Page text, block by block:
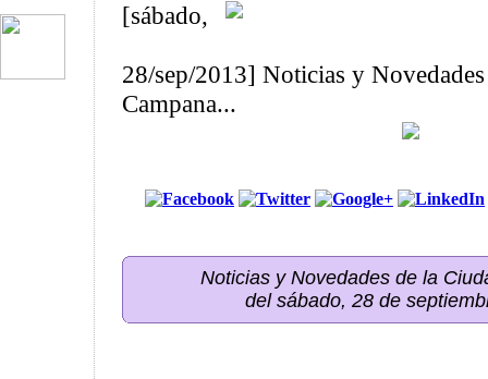
[sábado,
28/sep/2013] Noticias y
Campana...
Noticias y Novedades de la
del sábado, 28 de